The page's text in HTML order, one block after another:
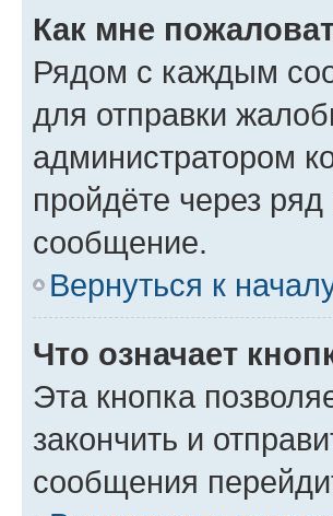
Как мне
Рядом с каждым
для отправки
администратором
пройдёте через
сообщение.
Вернуться к
Что означает
Эта кнопка
закончить и
сообщения